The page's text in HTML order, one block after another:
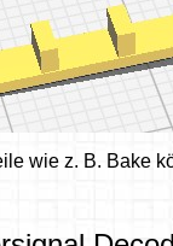
wie z. B. Bake